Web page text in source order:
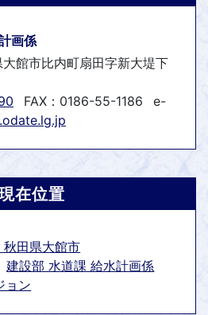
画係
館市比内町扇田字新大堤下
FAX：0186-55-1186
e-
在位置
田県大館市
建設部 水道課 給水計画係
ョン